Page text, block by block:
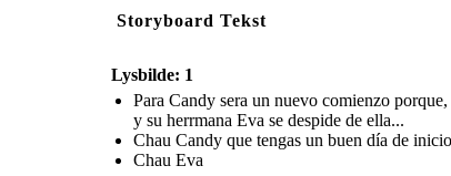
Storyboard Tekst
Lysbilde: 1
Para Candy sera un nuevo comienzo
y su herrmana Eva se despide de ella...
Chau Candy que tengas un buen día de
Chau Eva